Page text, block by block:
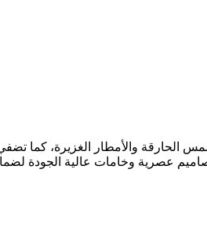
الحارقة والأمطار الغزيرة، كما
عصرية وخامات عالية الجودة لضمان